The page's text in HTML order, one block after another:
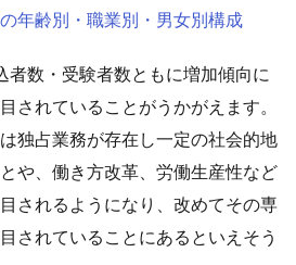
年齢別・職業別・男女別構成
者数・受験者数ともに増加傾向に
されていることがうかがえます。
独占業務が存在し一定の社会的地
や、働き方改革、労働生産性など
されるようになり、改めてその専
されていることにあるといえそう